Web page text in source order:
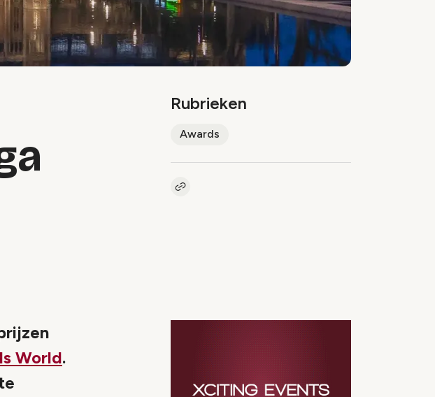
Rubrieken
Awards
Kopieer link naar artikel
World.